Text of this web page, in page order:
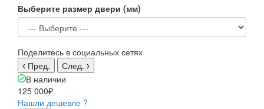
Выберите размер двери (мм)
Поделитесь в социальных сетях
Пред.
След.
В наличии
125 000₽
Нашли дешевле ?